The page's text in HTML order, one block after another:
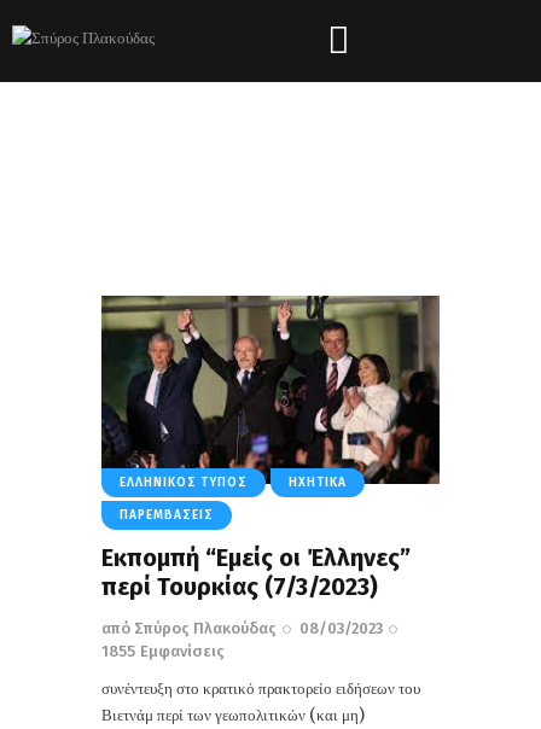
ΕΛΛΗΝΙΚΌΣ ΤΎΠΟΣ ΗΧΗΤΙΚΆ
ΠΑΡΕΜΒΆΣΕΙΣ
Εκπομπή “Εμείς οι Έλληνες”
περί Τουρκίας (7/3/2023)
από Σπύρος Πλακούδας
08/03/2023
1855 Εμφανίσεις
συνέντευξη στο κρατικό πρακτορείο ειδήσεων του
Βιετνάμ περί των γεωπολιτικών (και μη)